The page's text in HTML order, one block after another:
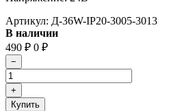
Артикул: Д-36W-IP20-3005-3013
В наличии
490 ₽ 0 ₽